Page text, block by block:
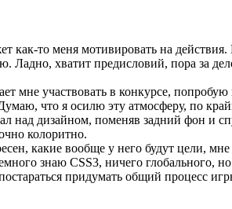
как-то меня мотивировать на
Ладно, хватит предисловий, пора за
мне участвовать в конкурсе,
что я осилю эту атмосферу, по
дизайном, поменяв задний фон и
колоритно.
какие вообще у него будут цели,
знаю CSS3, ничего глобального, но
придумать общий процесс